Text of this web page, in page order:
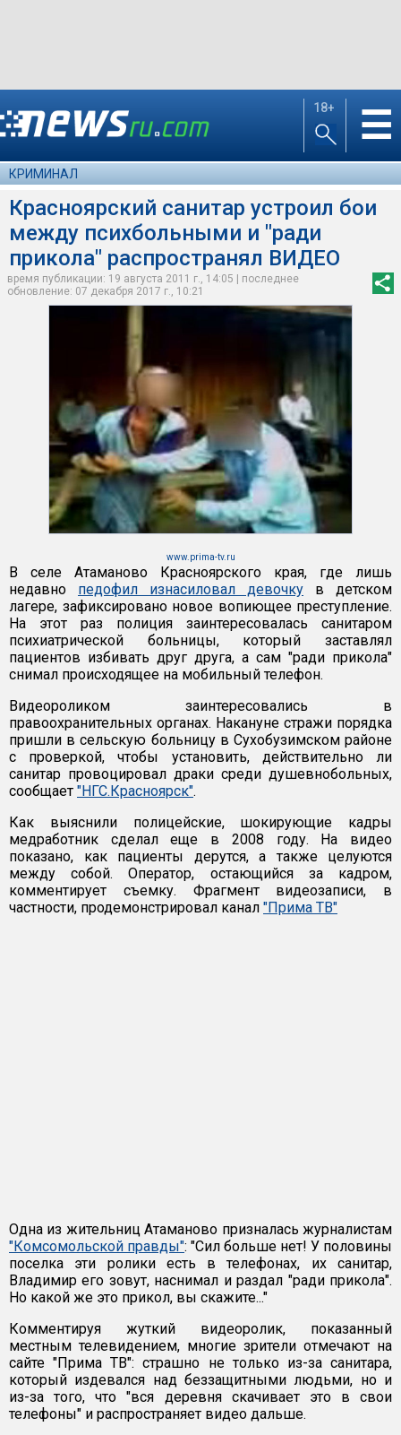
18+ ☰
КРИМИНАЛ
Красноярский санитар устроил бои
между психбольными и "ради
прикола" распространял ВИДЕО
время публикации: 19 августа 2011 г., 14:05 | последнее
обновление: 07 декабря 2017 г., 10:21
www.prima-tv.ru
В селе Атаманово Красноярского края, где лишь
недавно педофил изнасиловал девочку в детском
лагере, зафиксировано новое вопиющее преступление.
На этот раз полиция заинтересовалась санитаром
психиатрической больницы, который заставлял
пациентов избивать друг друга, а сам "ради прикола"
снимал происходящее на мобильный телефон.
Видеороликом заинтересовались в
правоохранительных органах. Накануне стражи порядка
пришли в сельскую больницу в Сухобузимском районе
с проверкой, чтобы установить, действительно ли
санитар провоцировал драки среди душевнобольных,
сообщает "НГС.Красноярск".
Как выяснили полицейские, шокирующие кадры
медработник сделал еще в 2008 году. На видео
показано, как пациенты дерутся, а также целуются
между собой. Оператор, остающийся за кадром,
комментирует съемку. Фрагмент видеозаписи, в
частности, продемонстрировал канал "Прима ТВ"
Одна из жительниц Атаманово призналась журналистам
"Комсомольской правды": "Сил больше нет! У половины
поселка эти ролики есть в телефонах, их санитар,
Владимир его зовут, наснимал и раздал "ради прикола".
Но какой же это прикол, вы скажите..."
Комментируя жуткий видеоролик, показанный
местным телевидением, многие зрители отмечают на
сайте "Прима ТВ": страшно не только из-за санитара,
который издевался над беззащитными людьми, но и
из-за того, что "вся деревня скачивает это в свои
телефоны" и распространяет видео дальше.